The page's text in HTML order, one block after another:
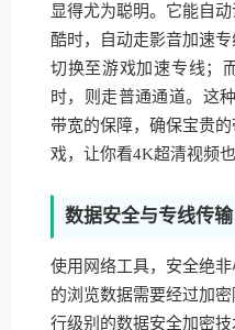
显得尤为聪明。它能自
酷时，自动走影音加速
切换至游戏加速专线；
时，则走普通通道。这
带宽的保障，确保宝贵
戏，让你看4K超清视频也
数据安全与专线传
使用网络工具，安全绝
的浏览数据需要经过加
行级别的数据安全加密